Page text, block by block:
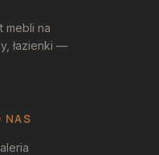
mebli na
łazienki —
NAS